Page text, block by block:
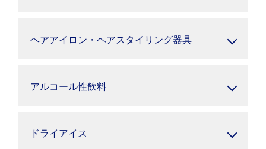
ヘアアイロン・ヘアスタイリング器具
アルコール性飲料
ドライアイス